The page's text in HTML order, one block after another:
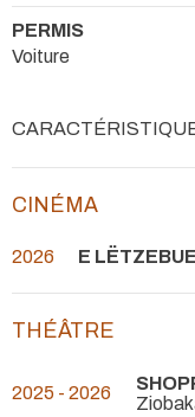
PERMIS
Voiture
CINÉMA
2026 E
THÉÂTRE
2025 - 2026